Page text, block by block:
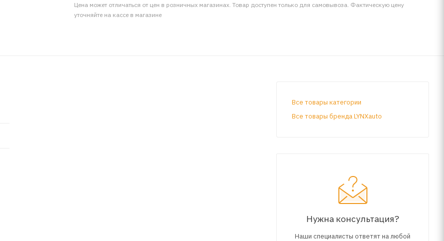
Цена может отличаться от цен в розничных магазинах. Товар доступен только для самовывоза. Фактическую цену
уточняйте на кассе в магазине
Все товары категории
Все товары бренда LYNXauto
Нужна консультация?
Наши специалисты ответят на любой